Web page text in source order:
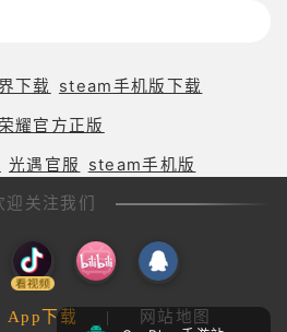
下载 steam手机版下载
耀官方正版
光遇官服
steam手机版
迎关注我们
App下载 | 网站地图